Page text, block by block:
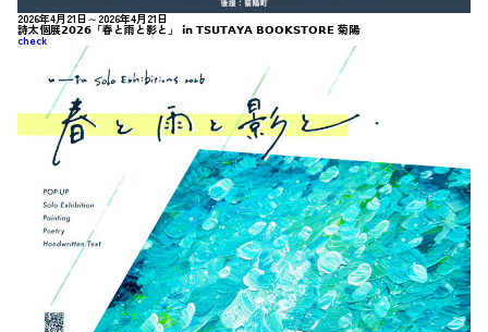
2026年4月21日～2026年4月21日
詩太個展𝟮𝟬𝟮𝟲「春と雨と影と」 𝗶𝗻 𝗧𝗦𝗨𝗧𝗔𝗬𝗔 𝗕𝗢𝗢𝗞𝗦𝗧𝗢𝗥𝗘 菊陽
check